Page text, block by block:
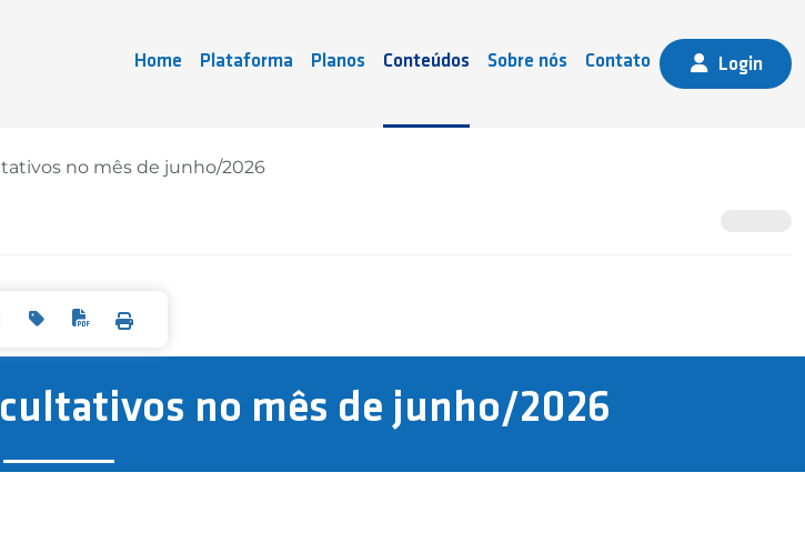
Home Plataforma Planos Conteúdos Sobre nós Contato Login
no mês de junho/2026
no mês de junho/2026